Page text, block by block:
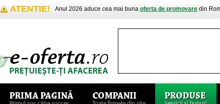
ATENTIE! Anul 2026 aduce cea mai buna oferta de promovare din